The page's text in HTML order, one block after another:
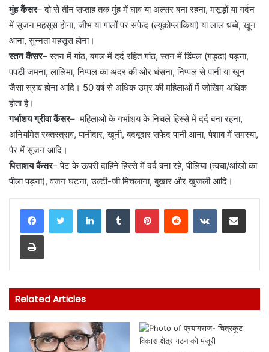
मुंह कैंसर– दो से तीन सप्ताह तक मुंह में घाव या अल्सर बना रहना, मसूड़ों या गर्दन
में सूजन महसूस होना, जीभ या गालों पर सफेद (ल्यूकोप्लाकिया) या लाल धब्बे, खून
आना, सुन्नता महसूस होना।
स्तन कैंसर– स्तन में गांठ, बगल में दर्द रहित गांठ, स्तन में डिंपल (गड्ढा) पड़ना,
पपड़ी जमना, लालिमा, निप्पल का अंदर की ओर धंसना, निप्पल से पानी या खून
जैसा स्राव होना आदि। 50 वर्ष से अधिक उम्र की महिलाओं में जोखिम अधिक
होता है।
गर्भाशय ग्रीवा कैंसर– महिलाओं के गर्भाशय के निचले हिस्से में दर्द बना रहना,
अनियमित रक्तस्त्राव, पानीदार, खूनी, बदबूदार सफेद पानी आना, पेशाब में समस्या,
पैर में सूजन आदि।
पित्ताशय कैंसर– पेट के ऊपरी दाहिने हिस्से में दर्द बना रहे, पीलिया (त्वचा/आंखों का
पीला पड़ना), वजन घटना, उल्टी-जी मिचलाना, बुखार और खुजली आदि।
LinkedInTumblr PinterestReddit VKontakteShare via Email
Print
Related Articles